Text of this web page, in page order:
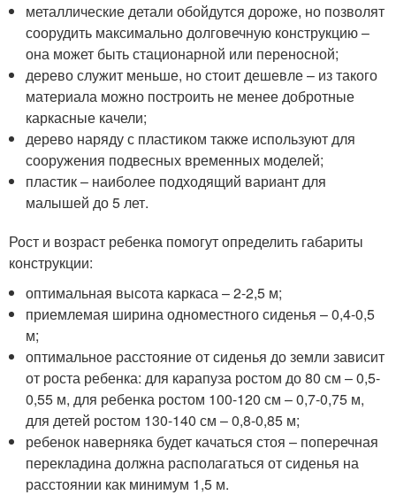
металлические детали обойдутся дороже, но позволят
соорудить максимально долговечную конструкцию –
она может быть стационарной или переносной;
дерево служит меньше, но стоит дешевле – из такого
материала можно построить не менее добротные
каркасные качели;
дерево наряду с пластиком также используют для
сооружения подвесных временных моделей;
пластик – наиболее подходящий вариант для
малышей до 5 лет.
Рост и возраст ребенка помогут определить габариты
конструкции:
оптимальная высота каркаса – 2-2,5 м;
приемлемая ширина одноместного сиденья – 0,4-0,5
м;
оптимальное расстояние от сиденья до земли зависит
от роста ребенка: для карапуза ростом до 80 см – 0,5-
0,55 м, для ребенка ростом 100-120 см – 0,7-0,75 м,
для детей ростом 130-140 см – 0,8-0,85 м;
ребенок наверняка будет качаться стоя – поперечная
перекладина должна располагаться от сиденья на
расстоянии как минимум 1,5 м.